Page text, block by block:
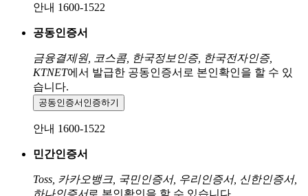
안내 1600-1522
공동인증서
금융결제원, 코스콤, 한국정보인증, 한국전자인증,
KTNET에서 발급한 공동인증서로 본인확인을 할 수 있
습니다.
공동인증서 인증하기
안내 1600-1522
민간인증서
Toss, 카카오뱅크, 국민인증서, 우리인증서, 신한인증서,